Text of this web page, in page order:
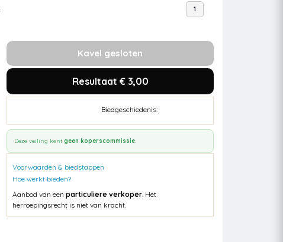
1
Kavel gesloten
Resultaat € 3,00
Biedgeschiedenis:
Deze veiling kent geen koperscommissie.
Voorwaarden & biedstappen
Hoe werkt bieden?
Aanbod van een particuliere verkoper. Het
herroepingsrecht is niet van kracht.